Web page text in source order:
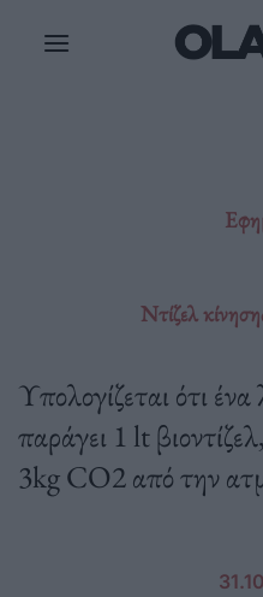
Ντίζελ
Υπολογίζεται ότι
παράγει 1 lt
3kg CO2 από την